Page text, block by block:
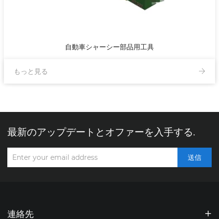
自動車シャーシー部品用工具
もっと見る
最新のアップデートとオファーを入手する.
送信
連絡先